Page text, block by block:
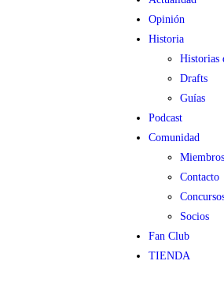
Opinión
Historia
Historias
Drafts
Guías
Podcast
Comunidad
Contacto
Socios
Fan Club
TIENDA